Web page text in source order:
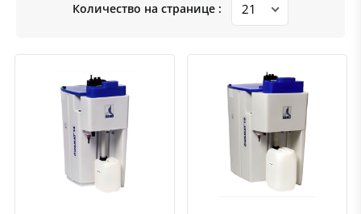
Количество на странице :
Быстрый просмотрДобавить к сравнению Быстрый просмотрДобавить к сравнению
Добавить в избранное